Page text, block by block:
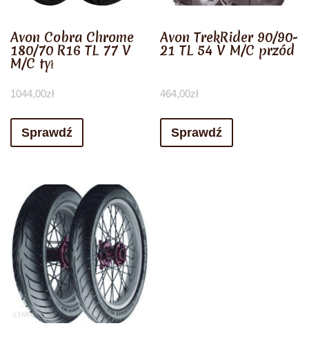
Avon Cobra Chrome
180/70 R16 TL 77 V
M/C tył
1044,00zł
Sprawdź
Avon TrekRider 90/90-
21 TL 54 V M/C przód
464,00zł
Sprawdź